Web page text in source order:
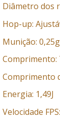
Diâmetro dos
Hop-up:
Munição:
Comprimento:
Comprimento
Energia: 1,49J
Velocidade